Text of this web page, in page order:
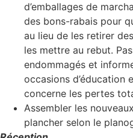
d’emballages de
des bons-rabais pour
au lieu de les retirer
les mettre au rebut.
endommagés et
occasions d’éducation
concerne les pertes
Assembler les
plancher selon le